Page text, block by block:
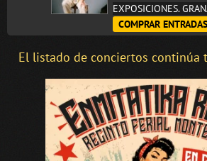
EXPOSICIONES.
COMPRAR ENTRADAS
El listado de conciertos continúa